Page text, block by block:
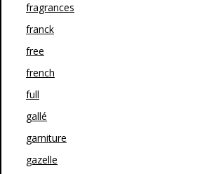
fragrances
franck
free
french
full
gallé
garniture
gazelle